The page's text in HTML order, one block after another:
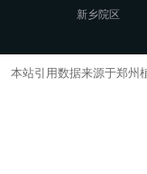
新乡院区
本站引用数据来源于郑州